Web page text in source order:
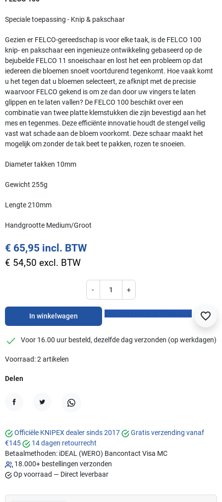
Speciale toepassing - Knip & pakschaar
Gezien er FELCO-gereedschap is voor elke taak, is de FELCO 100
knip- en pakschaar een ingenieuze ontwikkeling gebaseerd op de
bejubelde FELCO 11 snoeischaar en lost het een probleem op dat
iedereen die bloemen snoeit voortdurend tegenkomt. Hoe vaak komt
u het tegen dat u bloemen selecteert, ze afknipt met de precisie
waarvoor FELCO gekend is om ze dan door uw vingers te laten
glippen en te laten vallen? De FELCO 100 beschikt over een
combinatie van twee platte klemstukken die zijn bevestigd aan het
mes en tegenmes. Deze efficiënte innovatie houdt de stengel veilig
vast wat schade aan de bloem voorkomt. Deze schaar maakt het
mogelijk om zonder de tak beet te pakken, rozen te snoeien.
Diameter takken 10mm
Gewicht 255g
Lengte 210mm
Handgrootte Medium/Groot
€ 65,95 incl. BTW
€ 54,50 excl. BTW
- +
In winkelwagen favorite_border
checkmark
Voor 16.00 uur besteld, dezelfde dag verzonden (op werkdagen)
Voorraad: 2 artikelen
Delen
Officiële KNIPEX dealer sinds 2017
Gratis verzending vanaf
€145
14 dagen retourrecht
Betaalmethoden: iDEAL (WERO) Bancontact Visa MC
18.000+ bestellingen verzonden
Op voorraad — Direct leverbaar